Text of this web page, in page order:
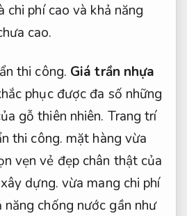
chi phí cao và khả năng
cao.
thi công. Giá trần nhựa
phục được đa số những
gỗ thiên nhiên. Trang trí
thi công. mặt hàng vừa
vẹn vẻ đẹp chân thật của
dựng. vừa mang chi phí
năng chống nước gần như